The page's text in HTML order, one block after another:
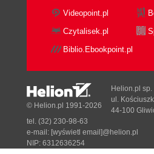
Korzystanie z edytorów
Co to jest Roundtrip
Homesite, BBEdit,
Część II Podstawy kodu HTML
Rozdział 4. Praca z tekstem
Importowanie tekstu (83)
Wklejanie tekstu do
Dreamweaver (83)
Videopoint.pl
Czytalisek.pl
Biblio.Ebookpoint.pl
© Helion.pl 1991-2026
Helion.pl sp.
ul.
44-100
tel. (32) 230-98-63
e-mail: [wyświetl email]@helion.pl
NIP: 6312636254